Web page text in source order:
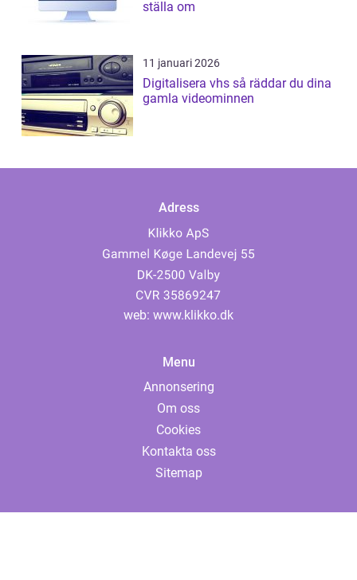
ställa om
11 januari 2026
Digitalisera vhs så räddar du dina
gamla videominnen
Adress
web: www.klikko.dk
Menu
Annonsering
Om oss
Cookies
Kontakta oss
Sitemap